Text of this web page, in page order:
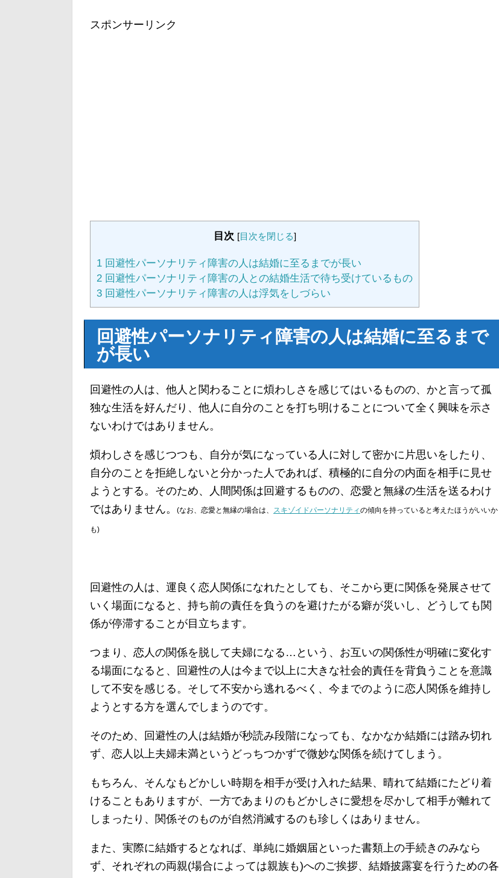
スポンサーリンク
目次 [目次を閉じる]
1 回避性パーソナリティ障害の人は結婚に至るまでが長い
2 回避性パーソナリティ障害の人との結婚生活で待ち受けているもの
3 回避性パーソナリティ障害の人は浮気をしづらい
回避性パーソナリティ障害の人は結婚に至るまで
が長い
回避性の人は、他人と関わることに煩わしさを感じてはいるものの、かと言って孤
独な生活を好んだり、他人に自分のことを打ち明けることについて全く興味を示さ
ないわけではありません。
煩わしさを感じつつも、自分が気になっている人に対して密かに片思いをしたり、
自分のことを拒絶しないと分かった人であれば、積極的に自分の内面を相手に見せ
ようとする。そのため、人間関係は回避するものの、恋愛と無縁の生活を送るわけ
ではありません。
(なお、恋愛と無縁の場合は、 スキゾイドパーソナリティの傾向を持っていると考えたほうがいいか
も)
回避性の人は、運良く恋人関係になれたとしても、そこから更に関係を発展させて
いく場面になると、持ち前の責任を負うのを避けたがる癖が災いし、どうしても関
係が停滞することが目立ちます。
つまり、恋人の関係を脱して夫婦になる…という、お互いの関係性が明確に変化す
る場面になると、回避性の人は今まで以上に大きな社会的責任を背負うことを意識
して不安を感じる。そして不安から逃れるべく、今までのように恋人関係を維持し
ようとする方を選んでしまうのです。
そのため、回避性の人は結婚が秒読み段階になっても、なかなか結婚には踏み切れ
ず、恋人以上夫婦未満というどっちつかずで微妙な関係を続けてしまう。
もちろん、そんなもどかしい時期を相手が受け入れた結果、晴れて結婚にたどり着
けることもありますが、一方であまりのもどかしさに愛想を尽かして相手が離れて
しまったり、関係そのものが自然消滅するのも珍しくはありません。
また、実際に結婚するとなれば、単純に婚姻届といった書類上の手続きのみなら
ず、それぞれの両親(場合によっては親族も)へのご挨拶、結婚披露宴を行うための各